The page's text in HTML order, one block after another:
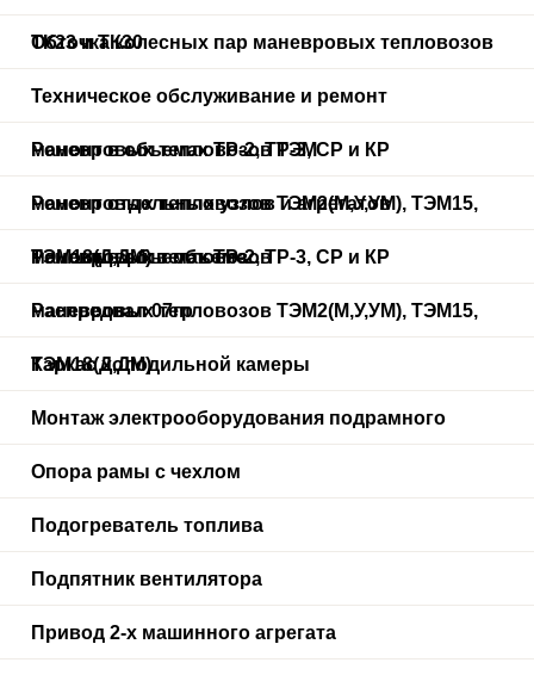
ТК23 и ТК30
Обточка колесных пар маневровых тепловозов
Техническое обслуживание и ремонт
маневровых тепловозов ТЭМ
Ремонт в объемах ТР-2, ТР-3, СР и КР
маневровых тепловозов ТЭМ2(М,У,УМ), ТЭМ15,
ТЭМ18(Д,ДМ) в объеме
Ремонт отдельных узлов и агрегатов
маневровых тепловозов
Ремонт в объемах ТР-2, ТР-3, СР и КР
маневровых тепловозов ТЭМ2(М,У,УМ), ТЭМ15,
ТЭМ18(Д,ДМ)
Распредвал 07гр
Каркас холодильной камеры
Монтаж электрооборудования подрамного
Опора рамы с чехлом
Подогреватель топлива
Подпятник вентилятора
Привод 2-х машинного агрегата